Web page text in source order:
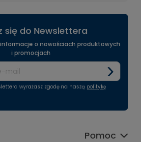
się do Newslettera
o nowościach produktowych
i promocjach
wyrażasz zgodę na naszą politykę
Pomoc